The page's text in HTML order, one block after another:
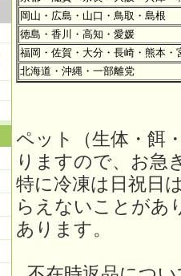
岡山・広島・山口・鳥取・島根
徳島・香川・高知・愛媛
福岡・佐賀・大分・長崎・熊本・
北海道・沖縄・一部離党
ペット（生体・餌
りますので、お急
特に冷凍は日祝日
らえないことがあ
あります。